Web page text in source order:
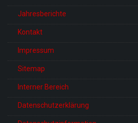
Jahresberichte
Kontakt
Impressum
Sitemap
Interner Bereich
Datenschutzerklärung